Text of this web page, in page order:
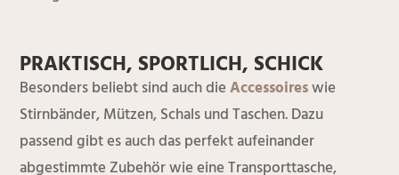
PRAKTISCH, SPORTLICH, SCHICK
Besonders beliebt sind auch dieAccessoireswie
Stirnbänder, Mützen, Schals und Taschen. Dazu
passend gibt es auch das perfekt aufeinander
abgestimmte Zubehör wie eine Transporttasche,